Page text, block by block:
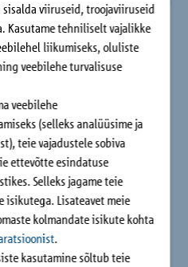
viiruseid, troojaviiruseid
Kasutame tehniliselt vajalikke
liikumiseks, oluliste
veebilehe turvalisuse
veebilehe
(selleks analüüsime ja
teie vajadustele sobiva
ettevõtte esindatuse
Selleks jagame teie
isikutega. Lisateavet meie
kolmandate isikute kohta
.
kasutamine sõltub teie
5
rohkem kui 1100 töötajaga
kui 40 turule. Mõistagi
ning on eestvedajaks ka
olulistel teemadel.Schöcki
ja
praegu kuues
Teine tootmisüksus avati